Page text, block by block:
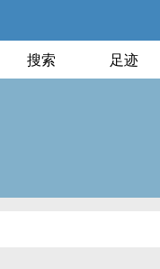
搜索 足迹